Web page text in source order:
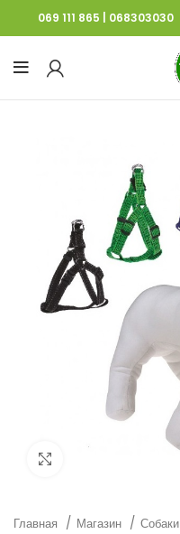
069 111 865 068303030
Главная Магазин Собаки